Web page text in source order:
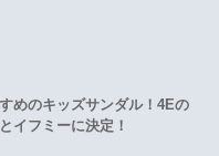
めのキッズサンダル！4Eの
イフミーに決定！